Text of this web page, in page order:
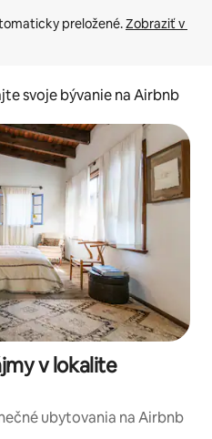
preložené. Zobraziť v
svoje bývanie na Airbnb
v lokalite
ubytovania na Airbnb